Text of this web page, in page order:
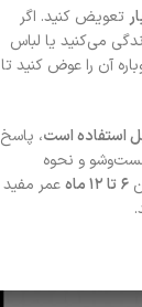
تعویض کنید. اگر
می‌کنید یا لباس
آن را عوض کنید تا
استفاده است، پاسخ
شست‌وشو و نحوه
۶ تا ۱۲ ماه
عمر مفید